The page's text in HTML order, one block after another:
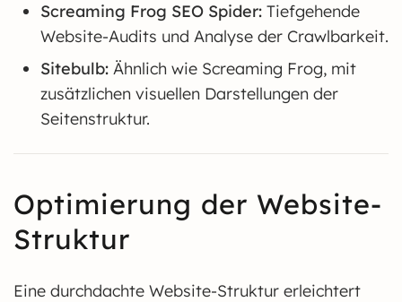
Screaming Frog SEO Spider: Tiefgehende
Website-Audits und Analyse der Crawlbarkeit.
Sitebulb: Ähnlich wie Screaming Frog, mit
zusätzlichen visuellen Darstellungen der
Seitenstruktur.
Optimierung der Website-
Struktur
Eine durchdachte Website-Struktur erleichtert